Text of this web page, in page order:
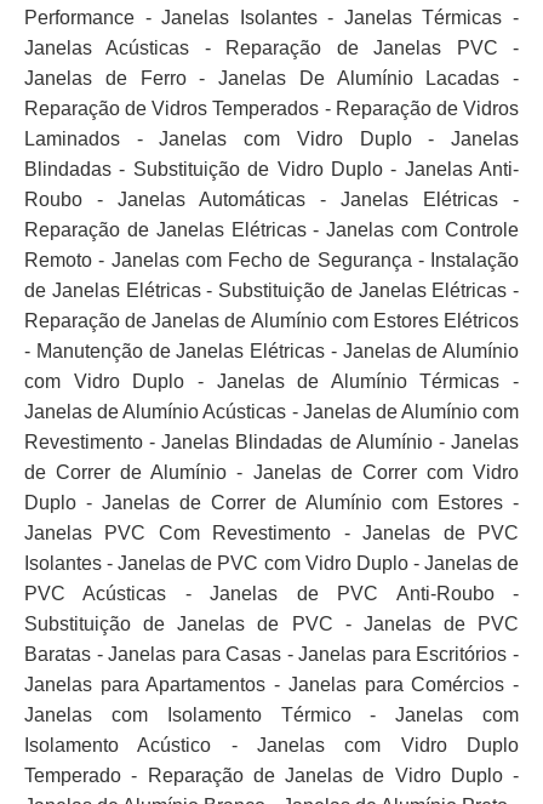
Performance - Janelas Isolantes - Janelas Térmicas -
Janelas Acústicas - Reparação de Janelas PVC -
Janelas de Ferro - Janelas De Alumínio Lacadas -
Reparação de Vidros Temperados - Reparação de Vidros
Laminados - Janelas com Vidro Duplo - Janelas
Blindadas - Substituição de Vidro Duplo - Janelas Anti-
Roubo - Janelas Automáticas - Janelas Elétricas -
Reparação de Janelas Elétricas - Janelas com Controle
Remoto - Janelas com Fecho de Segurança - Instalação
de Janelas Elétricas - Substituição de Janelas Elétricas -
Reparação de Janelas de Alumínio com Estores Elétricos
- Manutenção de Janelas Elétricas - Janelas de Alumínio
com Vidro Duplo - Janelas de Alumínio Térmicas -
Janelas de Alumínio Acústicas - Janelas de Alumínio com
Revestimento - Janelas Blindadas de Alumínio - Janelas
de Correr de Alumínio - Janelas de Correr com Vidro
Duplo - Janelas de Correr de Alumínio com Estores -
Janelas PVC Com Revestimento - Janelas de PVC
Isolantes - Janelas de PVC com Vidro Duplo - Janelas de
PVC Acústicas - Janelas de PVC Anti-Roubo -
Substituição de Janelas de PVC - Janelas de PVC
Baratas - Janelas para Casas - Janelas para Escritórios -
Janelas para Apartamentos - Janelas para Comércios -
Janelas com Isolamento Térmico - Janelas com
Isolamento Acústico - Janelas com Vidro Duplo
Temperado - Reparação de Janelas de Vidro Duplo -